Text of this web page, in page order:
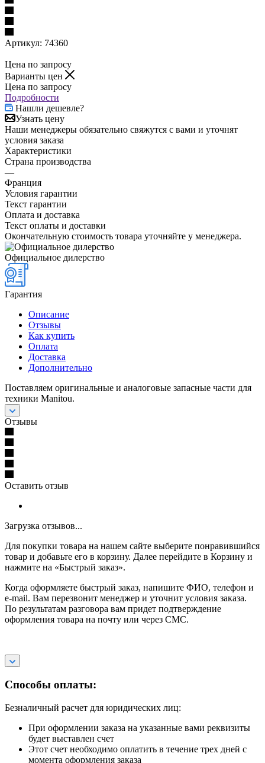
Артикул: 74360
Цена по запросу
Варианты цен
Цена по запросу
Подробности
Нашли дешевле?
Узнать цену
Наши менеджеры обязательно свяжутся с вами и уточнят
условия заказа
Характеристики
Страна производства
—
Франция
Условия гарантии
Текст гарантии
Оплата и доставка
Текст оплаты и доставки
Окончательную стоимость товара уточняйте у менеджера.
Официальное дилерство
Гарантия
Описание
Отзывы
Как купить
Оплата
Доставка
Дополнительно
Поставляем оригинальные и аналоговые запасные части для
техники Manitou.
Отзывы
Оставить отзыв
Загрузка отзывов...
Для покупки товара на нашем сайте выберите понравившийся
товар и добавьте его в корзину. Далее перейдите в Корзину и
нажмите на «Быстрый заказ».
Когда оформляете быстрый заказ, напишите ФИО, телефон и
e-mail. Вам перезвонит менеджер и уточнит условия заказа.
По результатам разговора вам придет подтверждение
оформления товара на почту или через СМС.
Способы оплаты:
Безналичный расчет для юридических лиц:
При оформлении заказа на указанные вами реквизиты
будет выставлен счет
Этот счет необходимо оплатить в течение трех дней с
момента оформления заказа